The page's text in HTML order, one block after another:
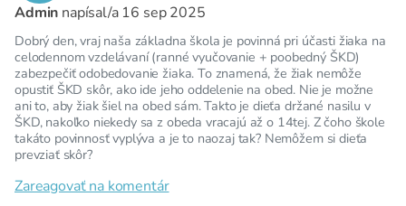
Admin napísal/a 16 sep 2025
Dobrý den, vraj naša základna škola je povinná pri účasti žiaka na
celodennom vzdelávaní (ranné vyučovanie + poobedný ŠKD)
zabezpečiť odobedovanie žiaka. To znamená, že žiak nemôže
opustiť ŠKD skôr, ako ide jeho oddelenie na obed. Nie je možne
ani to, aby žiak šiel na obed sám. Takto je dieťa držané nasilu v
ŠKD, nakoľko niekedy sa z obeda vracajú až o 14tej. Z čoho škole
takáto povinnosť vyplýva a je to naozaj tak? Nemôžem si dieťa
prevziať skôr?
Zareagovať na komentár